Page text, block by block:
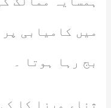
میں کامیابی
بج رہا ہوتا ۔
ثناء مرزا کا